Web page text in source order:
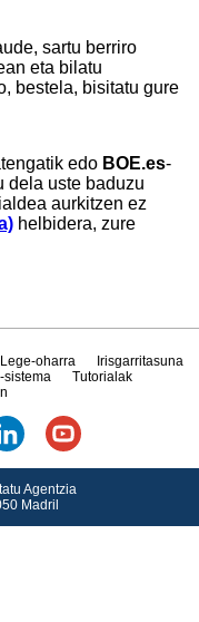
sartu berriro
eta bilatu
bestela, bisitatu gure
edo BOE.es-
dela uste baduzu
aurkitzen ez
helbidera, zure
Lege-oharra
Irisgarritasuna
sistema
Tutorialak
Agentzia
Madril